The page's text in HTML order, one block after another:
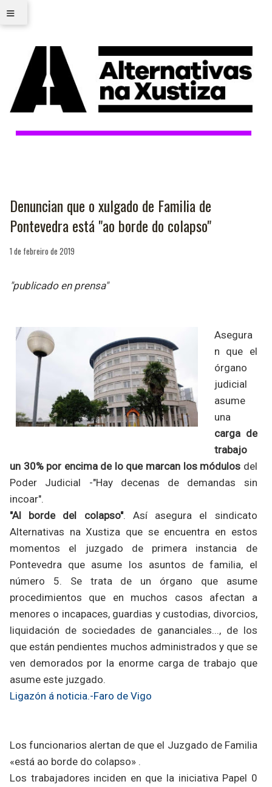
≡
Denuncian que o xulgado de Familia de
Pontevedra está "ao borde do colapso"
1 de febreiro de 2019
"publicado en prensa"
Asegura
n que el
órgano
judicial
asume
una
carga de
trabajo
un 30% por encima de lo que marcan los módulos del
Poder Judicial -"Hay decenas de demandas sin
incoar".
"Al borde del colapso". Así asegura el sindicato
Alternativas na Xustiza que se encuentra en estos
momentos el juzgado de primera instancia de
Pontevedra que asume los asuntos de familia, el
número 5. Se trata de un órgano que asume
procedimientos que en muchos casos afectan a
menores o incapaces, guardias y custodias, divorcios,
liquidación de sociedades de gananciales..., de los
que están pendientes muchos administrados y que se
ven demorados por la enorme carga de trabajo que
asume este juzgado.
Ligazón á noticia.-Faro de Vigo
Los funcionarios alertan de que el Juzgado de Familia
«está ao borde do colapso» .
Los trabajadores inciden en que la iniciativa Papel 0